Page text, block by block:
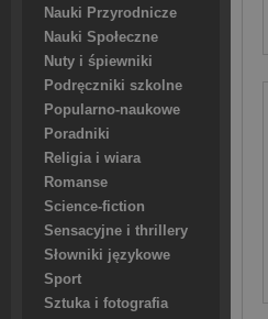
Nauki Przyrodnicze
Nauki Społeczne
Nuty i śpiewniki
Podręczniki szkolne
Popularno-naukowe
Poradniki
Religia i wiara
Romanse
Science-fiction
Sensacyjne i thrillery
Słowniki językowe
Sport
Sztuka i fotografia